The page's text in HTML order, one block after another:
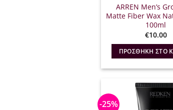
ARREN Men’s
Matte Fiber Wax
100ml
€10.00
ΠΡΟΣΘΉΚΗ ΣΤΟ
-25%